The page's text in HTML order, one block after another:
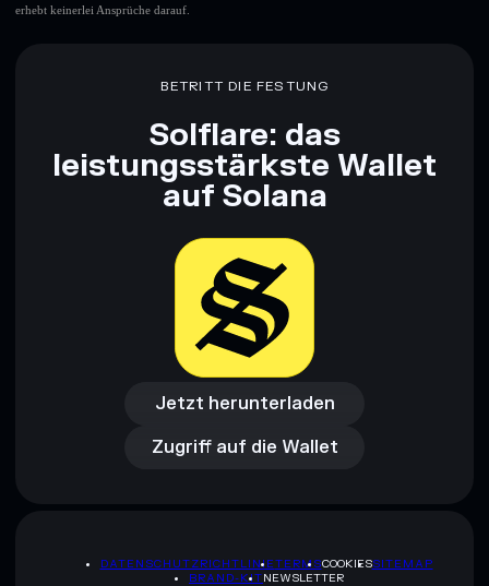
Finanzberatung dar. Recherchiere stets eigenständig. Daten
erhebt keinerlei Ansprüche darauf.
BETRITT DIE FESTUNG
Solflare: das
leistungsstärkste Wallet
auf Solana
Jetzt herunterladen
Jetzt herunterladen
Zugriff auf die Wallet
Zugriff auf die Wallet
DATENSCHUTZRICHTLINIETERMSCOOKIESSITEMAP
BRAND-KITNEWSLETTER